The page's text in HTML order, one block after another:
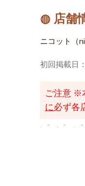
◍ 店舗
ニコット（
初回掲載日：
ご注意 ※
に必ず各